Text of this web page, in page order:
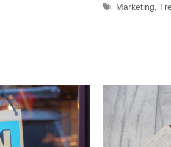
Schlagwörter
Marketing